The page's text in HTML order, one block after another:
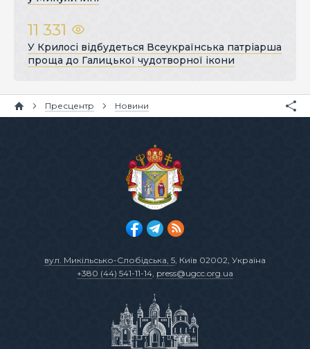
11 331
У Крилосі відбудеться Всеукраїнська патріарша
проща до Галицької чудотворної ікони
Пресцентр Новини
вул. Микільсько-Слобідська, 5, Київ 02002, Україна
+380 (44) 541-11-14, press@ugcc.org.ua